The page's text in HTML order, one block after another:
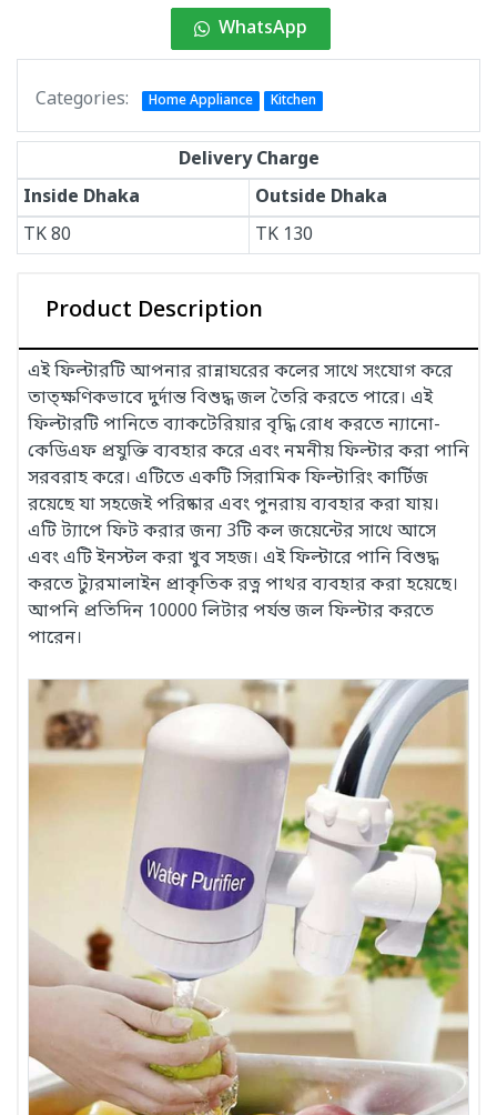
WhatsApp
Categories: Home Appliance Kitchen
Delivery Charge
Inside Dhaka
Outside Dhaka
TK80 TK 130
Product Description
এই ফিল্টারটি আপনার রান্নাঘরের কলের সাথে সংযোগ করে
তাত্ক্ষণিকভাবে দুর্দান্ত বিশুদ্ধ জল তৈরি করতে পারে। এই
ফিল্টারটি পানিতে ব্যাকটেরিয়ার বৃদ্ধি রোধ করতে ন্যানো-
কেডিএফ প্রযুক্তি ব্যবহার করে এবং নমনীয় ফিল্টার করা পানি
সরবরাহ করে। এটিতে একটি সিরামিক ফিল্টারিং কার্টিজ
রয়েছে যা সহজেই পরিষ্কার এবং পুনরায় ব্যবহার করা যায়।
এটি ট্যাপে ফিট করার জন্য 3টি কল জয়েন্টের সাথে আসে
এবং এটি ইনস্টল করা খুব সহজ। এই ফিল্টারে পানি বিশুদ্ধ
করতে ট্যুরমালাইন প্রাকৃতিক রত্ন পাথর ব্যবহার করা হয়েছে।
আপনি প্রতিদিন 10000 লিটার পর্যন্ত জল ফিল্টার করতে
পারেন।